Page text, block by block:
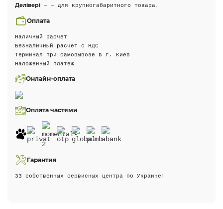
Делівері — — для крупногабаритного товара.
Оплата
Наличный расчет
Безналичный расчет с НДС
Терминал при самовывозе в г. Киев
Наложенный платеж
Онлайн-оплата
Оплата частями
Гарантия
33 собственных сервисных центра по Украине!